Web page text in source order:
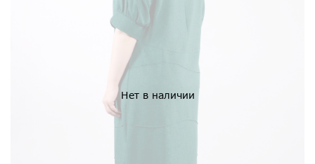
Нет в наличии